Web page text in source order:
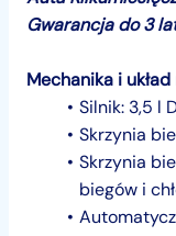
Gwarancja do 3
Mechanika i
Silnik: 3,5 l
Skrzynia
Skrzynia
biegów i